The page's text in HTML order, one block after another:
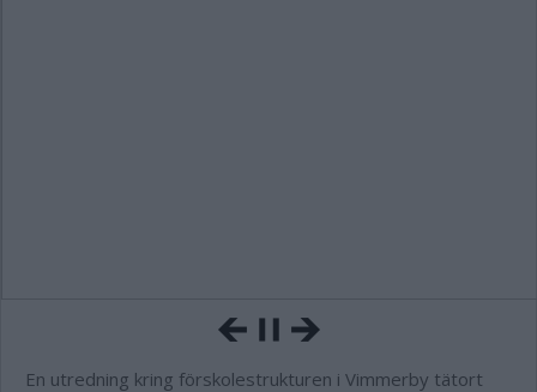
En utredning kring förskolestrukturen i Vimmerby tätort